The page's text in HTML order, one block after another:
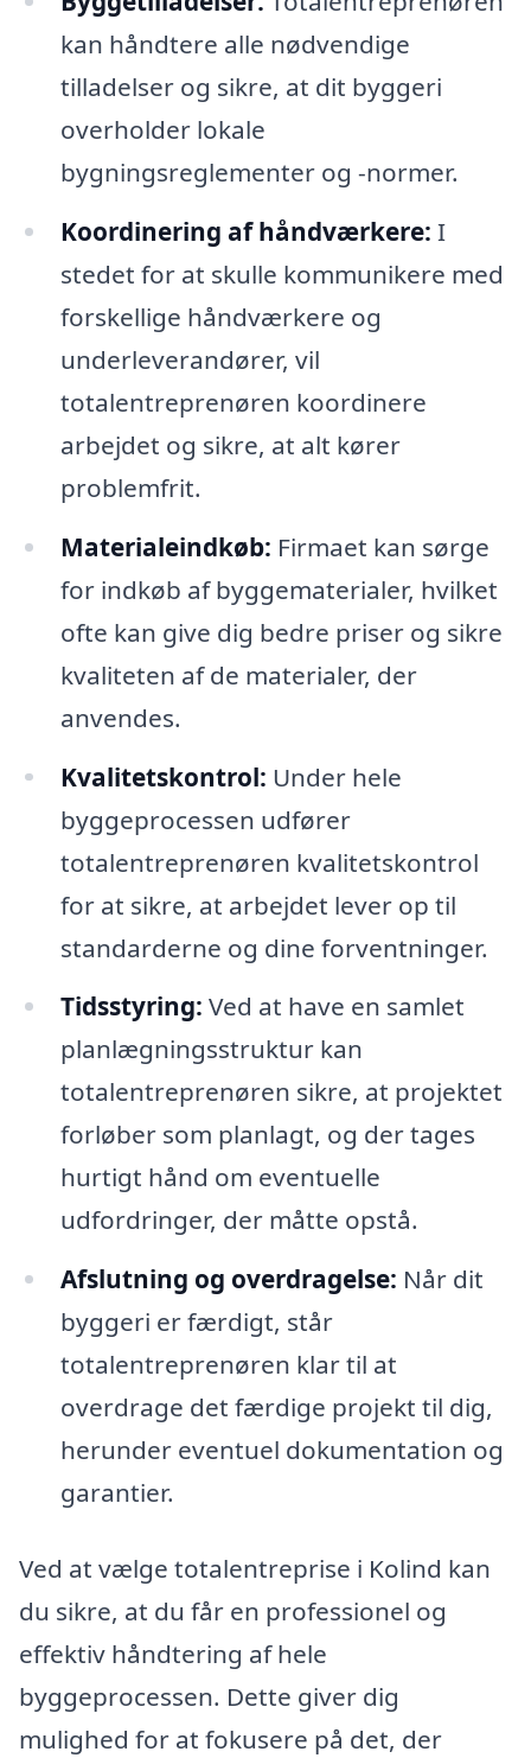
kan håndtere alle nødvendige
tilladelser og sikre, at dit byggeri
overholder lokale
bygningsreglementer og -normer.
Koordinering af håndværkere: I
stedet for at skulle kommunikere med
forskellige håndværkere og
underleverandører, vil
totalentreprenøren koordinere
arbejdet og sikre, at alt kører
problemfrit.
Materialeindkøb: Firmaet kan sørge
for indkøb af byggematerialer, hvilket
ofte kan give dig bedre priser og sikre
kvaliteten af de materialer, der
anvendes.
Kvalitetskontrol: Under hele
byggeprocessen udfører
totalentreprenøren kvalitetskontrol
for at sikre, at arbejdet lever op til
standarderne og dine forventninger.
Tidsstyring: Ved at have en samlet
planlægningsstruktur kan
totalentreprenøren sikre, at projektet
forløber som planlagt, og der tages
hurtigt hånd om eventuelle
udfordringer, der måtte opstå.
Afslutning og overdragelse: Når dit
byggeri er færdigt, står
totalentreprenøren klar til at
overdrage det færdige projekt til dig,
herunder eventuel dokumentation og
garantier.
Ved at vælge totalentreprise i Kolind kan
du sikre, at du får en professionel og
effektiv håndtering af hele
byggeprocessen. Dette giver dig
mulighed for at fokusere på det, der